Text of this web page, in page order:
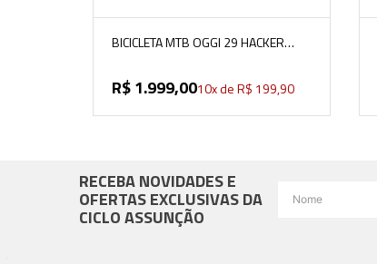
BICICLETA MTB OGGI 29 HACKER
R$1.999,0010x deR$ 199,90
RECEBA NOVIDADES E
OFERTAS EXCLUSIVAS DA
CICLO ASSUNÇÃO